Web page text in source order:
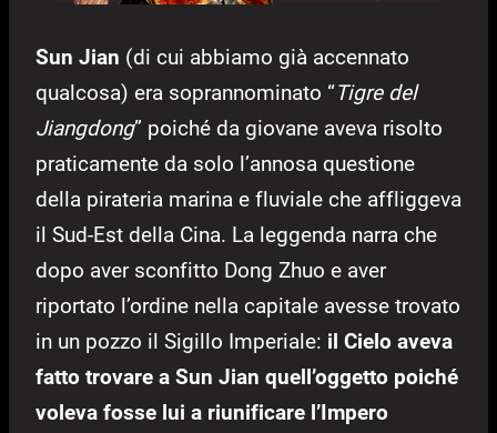
Sun Jian (di cui abbiamo già accennato
qualcosa) era soprannominato “Tigre del
Jiangdong” poiché da giovane aveva risolto
praticamente da solo l’annosa questione
della pirateria marina e fluviale che affliggeva
il Sud-Est della Cina. La leggenda narra che
dopo aver sconfitto Dong Zhuo e aver
riportato l’ordine nella capitale avesse trovato
in un pozzo il Sigillo Imperiale: il Cielo aveva
fatto trovare a Sun Jian quell’oggetto poiché
voleva fosse lui a riunificare l’Impero